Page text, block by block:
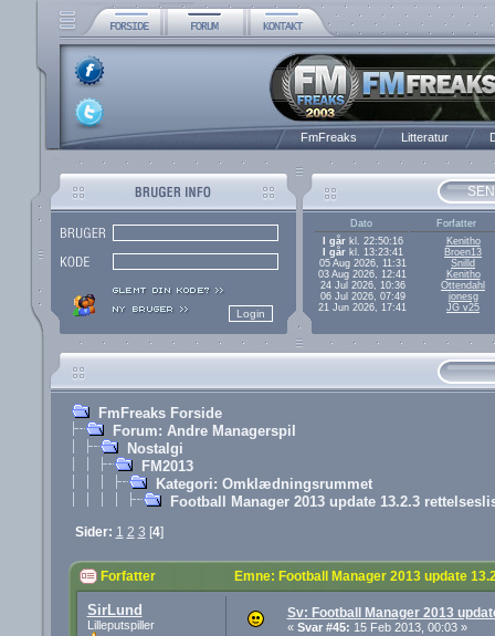
FmFreaks Litteratur
Dato
Forfatter
I gårkl. 22:50:16
Kenitho
I gårkl. 13:23:41
Broen13
05 Aug 2026, 11:31
Snilld
03 Aug 2026, 12:41
Kenitho
24 Jul 2026, 10:36
Ottendahl
06 Jul 2026, 07:49
jonesg
21 Jun 2026, 17:41
JG v25
FmFreaks Forside
Forum: Andre Managerspil
Nostalgi
FM2013
Kategori: Omklædningsrummet
Football Manager 2013 update 13.2.3
Sider: 1 2 3 [4]
Forfatter Emne: Football Manager 2013 update
SirLund
Lilleputspiller
Sv: Football Manager 2013
« Svar #45: 15 Feb 2013, 00:03 »